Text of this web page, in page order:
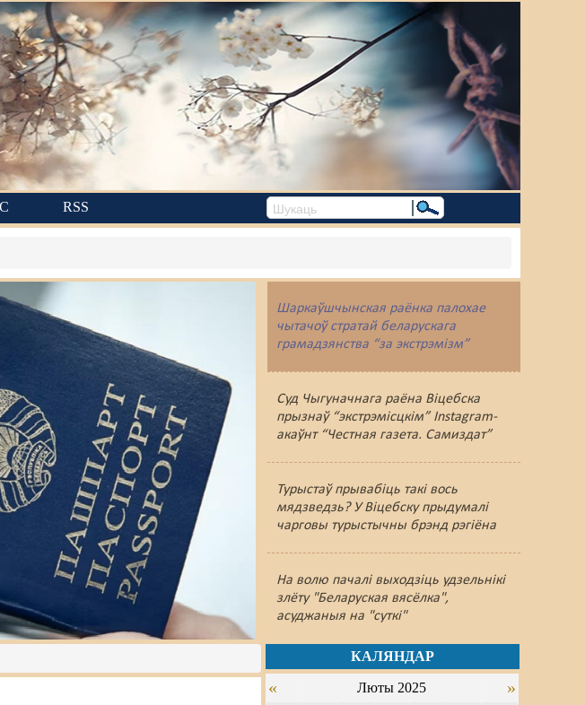
RSS
Шаркаўшчынская раёнка палохае
чытачоў стратай беларускага
грамадзянства “за экстрэмізм”
Суд Чыгуначнага раёна Віцебска
прызнаў “экстрэмісцкім” Instagram-
акаўнт “Честная газета. Самиздат”
Турыстаў прывабіць такі вось
мядзведзь? У Віцебску прыдумалі
чарговы турыстычны брэнд рэгіёна
На волю пачалі выходзіць удзельнікі
злёту "Беларуская вясёлка",
асуджаныя на "суткі"
КАЛЯНДАР
« Люты 2025 »